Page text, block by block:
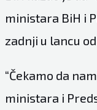
ministara BiH i
zadnji u lancu
“Čekamo da
ministara i